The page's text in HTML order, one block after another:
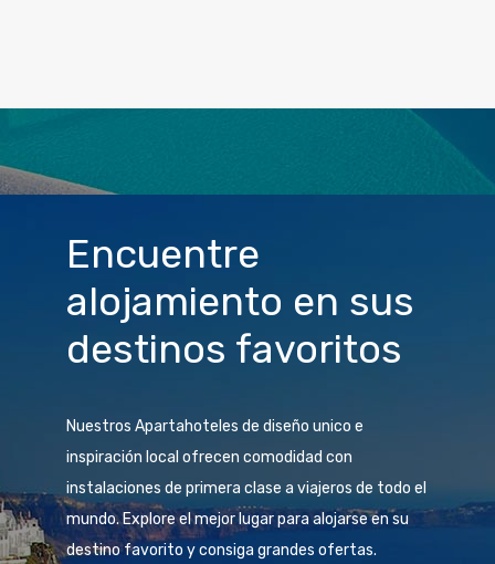
Encuentre
alojamiento en sus
destinos favoritos
Nuestros Apartahoteles de diseño unico e
inspiración local ofrecen comodidad con
instalaciones de primera clase a viajeros de todo el
mundo. Explore el mejor lugar para alojarse en su
destino favorito y consiga grandes ofertas.